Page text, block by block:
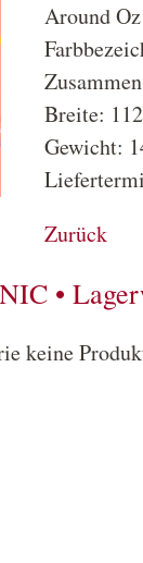
Around
Breite:
Gewicht:
Zurück
•
keine